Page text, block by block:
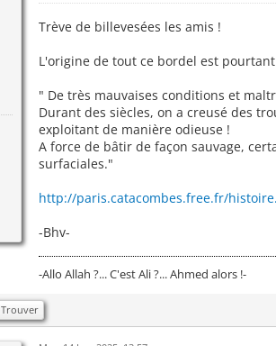
Trève de billevesées les amis !
L'origine de tout ce bordel est
" De très mauvaises conditions et
Durant des siècles, on a creusé des
exploitant de manière odieuse !
A force de bâtir de façon sauvage,
surfaciales."
http://paris.catacombes.free.fr/
-Bhv-
-Allo Allah ?... C'est Ali ?... Ahmed alors !-
Trouver